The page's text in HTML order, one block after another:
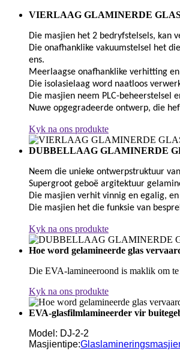
VIERLAAG GLAMINERDE
Die masjien het 2 bedryfstelsels, kan
Die onafhanklike vakuumstelsel het
ens.
Meerlaagse onafhanklike verhitting
Die isolasielaag word naatloos
Die masjien neem PLC-beheerstelsel
Nuwe opgegradeerde ontwerp, die
Kyk na ons produkte
DUBBELLAAG GLAMINERDE
Neem die unieke ontwerpstruktuur
Supergroot geboë argitektuur
Die masjien verhit vinnig en egalig,
Die masjien het die funksie van
Kyk na ons produkte
Hoe word gelamineerde glas
Die EVA-lamineeroond is maklik om
Kyk na ons produkte
EVA-glasfilmlamineerder vir
Model: DJ-2-2
Masjientipe: